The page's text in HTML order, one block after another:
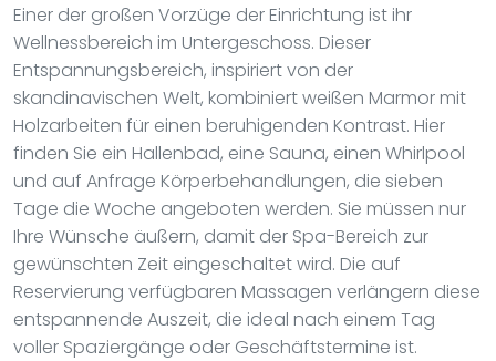
Einer der großen Vorzüge der Einrichtung ist ihr
Wellnessbereich im Untergeschoss. Dieser
Entspannungsbereich, inspiriert von der
skandinavischen Welt, kombiniert weißen Marmor mit
Holzarbeiten für einen beruhigenden Kontrast. Hier
finden Sie ein Hallenbad, eine Sauna, einen Whirlpool
und auf Anfrage Körperbehandlungen, die sieben
Tage die Woche angeboten werden. Sie müssen nur
Ihre Wünsche äußern, damit der Spa-Bereich zur
gewünschten Zeit eingeschaltet wird. Die auf
Reservierung verfügbaren Massagen verlängern diese
entspannende Auszeit, die ideal nach einem Tag
voller Spaziergänge oder Geschäftstermine ist.